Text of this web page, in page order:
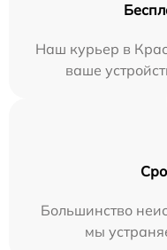
Наш курьер в
ваше
Большинство
мы